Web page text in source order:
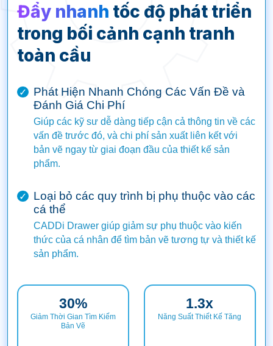
Đẩy nhanh tốc độ phát triển
trong bối cảnh cạnh tranh
toàn cầu
✓
Phát Hiện Nhanh Chóng Các Vấn Đề và
Đánh Giá Chi Phí
Giúp các kỹ sư dễ dàng tiếp cận cả thông tin về các
vấn đề trước đó, và chi phí sản xuất liên kết với
bản vẽ ngay từ giai đoạn đầu của thiết kế sản
phẩm.
✓
Loại bỏ các quy trình bị phụ thuộc vào các
cá thể
CADDi Drawer giúp giảm sự phụ thuộc vào kiến
thức của cá nhân để tìm bản vẽ tương tự và thiết kế
sản phẩm.
30%
Giảm Thời Gian Tìm Kiếm
Bản Vẽ
1.3x
Năng Suất Thiết Kế Tăng